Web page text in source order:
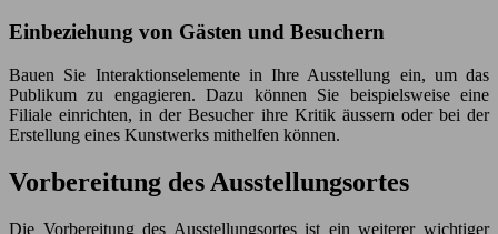
Einbeziehung von Gästen und Besuchern
Bauen Sie Interaktionselemente in Ihre Ausstellung ein, um das
Publikum zu engagieren. Dazu können Sie beispielsweise eine
Filiale einrichten, in der Besucher ihre Kritik äussern oder bei der
Erstellung eines Kunstwerks mithelfen können.
Vorbereitung des Ausstellungsortes
Die Vorbereitung des Ausstellungsortes ist ein weiterer wichtiger